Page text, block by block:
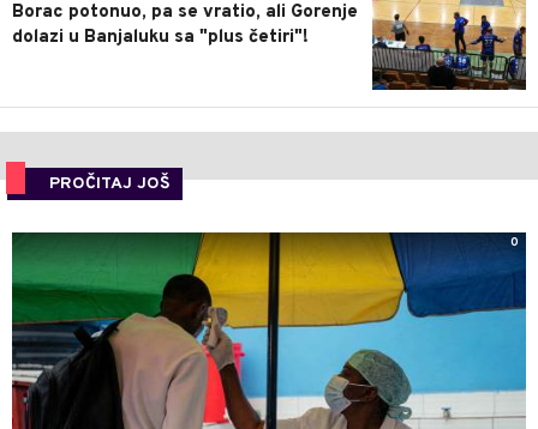
Borac potonuo, pa se vratio, ali Gorenje
dolazi u Banjaluku sa "plus četiri"!
PROČITAJ JOŠ
0